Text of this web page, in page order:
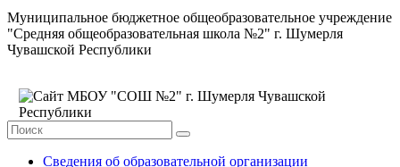
Муниципальное бюджетное общеобразовательное учреждение
"Средняя общеобразовательная школа №2" г. Шумерля
Чувашской Республики
Сведения об образовательной организации